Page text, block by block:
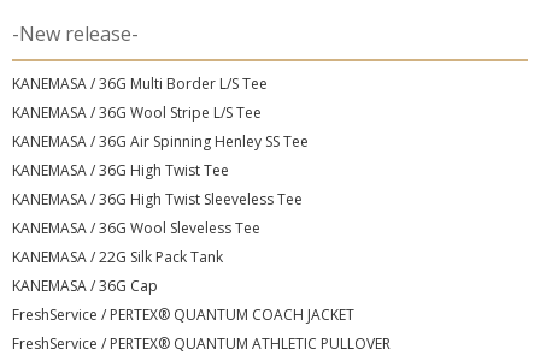
-New release-
KANEMASA / 36G Multi Border L/S Tee
KANEMASA / 36G Wool Stripe L/S Tee
KANEMASA / 36G Air Spinning Henley SS Tee
KANEMASA / 36G High Twist Tee
KANEMASA / 36G High Twist Sleeveless Tee
KANEMASA / 36G Wool Sleveless Tee
KANEMASA / 22G Silk Pack Tank
KANEMASA / 36G Cap
FreshService / PERTEX® QUANTUM COACH JACKET
FreshService / PERTEX® QUANTUM ATHLETIC PULLOVER